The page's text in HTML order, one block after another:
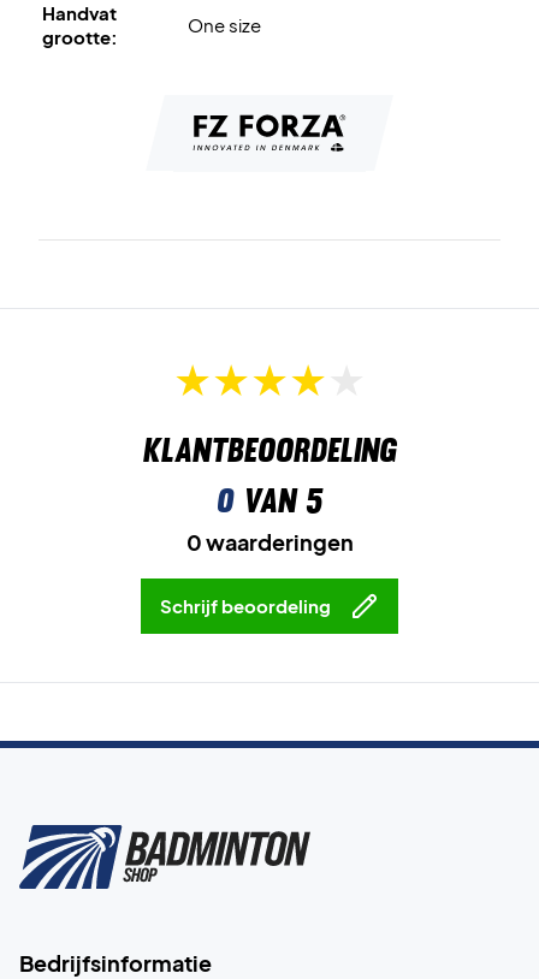
Handvat
grootte:
One size
Klantbeoordeling
0van 5
0 waarderingen
Schrijf beoordeling
Bedrijfsinformatie